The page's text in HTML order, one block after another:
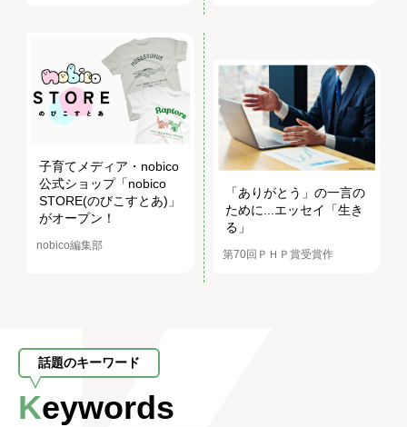
子育てメディア・nobico
公式ショップ「nobico
STORE(のびこすとあ)」
がオープン！
nobico編集部
「ありがとう」の一言の
ために...エッセイ「生き
る」
第70回ＰＨＰ賞受賞作
話題のキーワード
Keywords